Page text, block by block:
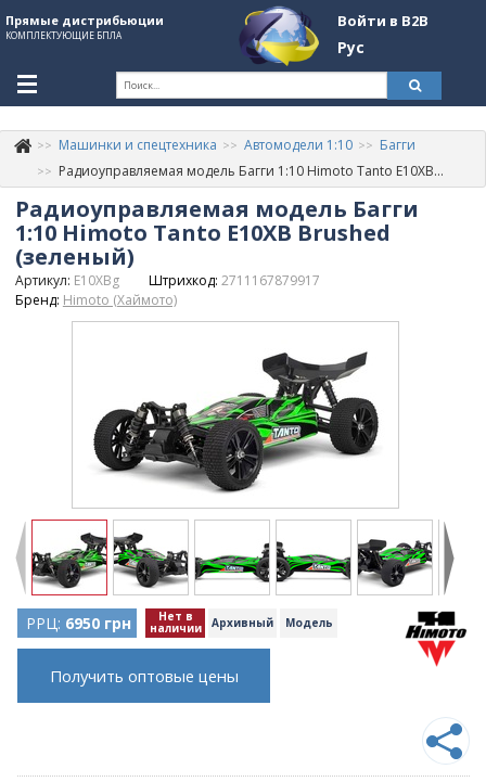
Прямые дистрибьюции
КОМПЛЕКТУЮЩИЕ БПЛА
Войти в B2B
Рус
+380507774092
Информация о компании
About Company
Обзоры
Стать партнером
Машинки и спецтехника Автомодели 1:10
Багги
Радиоуправляемая модель Багги 1:10 Himoto Tanto E10XB Brushed (зеленый)
Радиоуправляемая модель Багги
1:10 Himoto Tanto E10XB Brushed
(зеленый)
Артикул: E10XBg Штрихкод: 2711167879917
Бренд: Himoto (Хаймото)
РРЦ: 6950 грн Нет в
наличии Архивный Модель
Получить оптовые цены